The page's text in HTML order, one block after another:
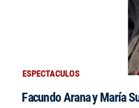
ESPECTACULOS
Facundo Arana y María